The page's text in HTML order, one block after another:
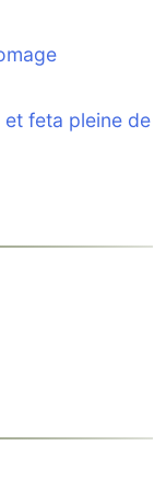
feta pleine de